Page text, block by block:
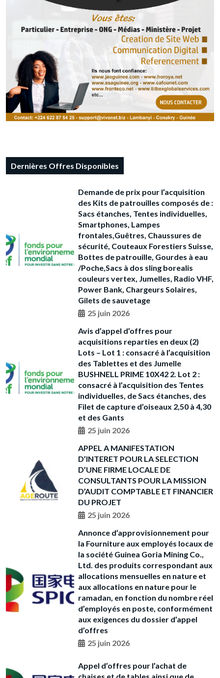
Dernières Offres Disponibles
Demande de prix pour l’acquisition
des Kits de patrouilles composés de :
Sacs étanches, Tentes individuelles,
Smartphones, Lampes
frontales,Guêtres, Chaussures de
sécurité, Couteaux Forestiers Suisse,
Bottes de patrouille, Gourdes à eau
/Poche,Sacs à dos sling borealis
couleurs vertex, Jumelles, Radio VHF,
Power Bank, Chargeurs Solaires,
Gilets de sauvetage
25 juin 2026
Avis d’appel d’offres pour
acquisitions reparties en deux (2)
Lots – Lot 1 : consacré à l’acquisition
des Tablettes et des Jumelle
BUSHNELL PRIME 10X42 2. Lot 2 :
consacré à l’acquisition des Tentes
individuelles, de Sacs étanches, des
Filet de capture d’oiseaux 2,50 à 4,30
et des Gants
25 juin 2026
APPEL A MANIFESTATION
D’INTERET POUR LA SELECTION
D’UNE FIRME LOCALE DE
CONSULTANTS POUR LA MISSION
D’AUDIT COMPTABLE ET FINANCIER
DU PROJET
25 juin 2026
Annonce d’approvisionnement pour
la Fourniture aux employés locaux de
la société Guinea Goria Mining Co.,
Ltd. des produits correspondant aux
allocations mensuelles en nature et
aux allocations en nature pour le
ramadan, en fonction du nombre réel
d’employés en poste, conformément
aux exigences du dossier d’appel
d’offres
25 juin 2026
Appel d’offres pour l’achat de